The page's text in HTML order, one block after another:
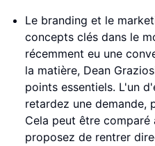
Le branding et le
concepts clés dans le
récemment eu une
la matière, Dean
points essentiels. L'un
retardez une demande,
Cela peut être comparé
proposez de rentrer